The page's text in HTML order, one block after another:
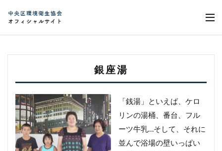
銀座湯
「銭湯」といえば、ケロ
リンの湯桶、番台、フル
ーツ牛乳…そして、それに
並んで浴場の壁いっぱい